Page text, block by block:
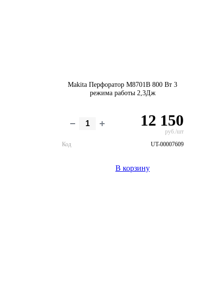
Makita Перфоратор М8701В 800 Вт 3
режима работы 2,3Дж
12 150
руб./шт
Код
UT-00007609
В корзину